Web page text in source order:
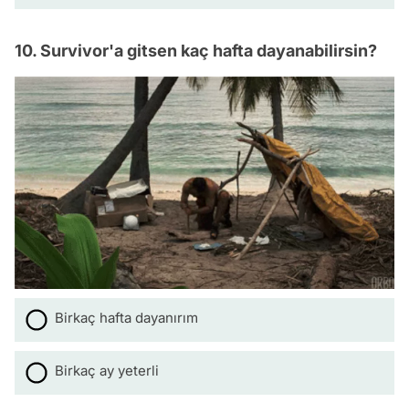
10. Survivor'a gitsen kaç hafta dayanabilirsin?
Birkaç hafta dayanırım
Birkaç ay yeterli